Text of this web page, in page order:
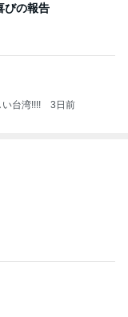
びの報告
台湾!!!! 3日前